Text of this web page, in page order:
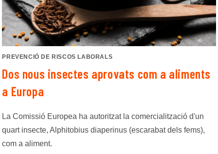
PREVENCIÓ DE RISCOS LABORALS
Dos nous insectes aprovats com a aliments
a Europa
La Comissió Europea ha autoritzat la comercialització d'un
quart insecte, Alphitobius diaperinus (escarabat dels fems),
com a aliment.